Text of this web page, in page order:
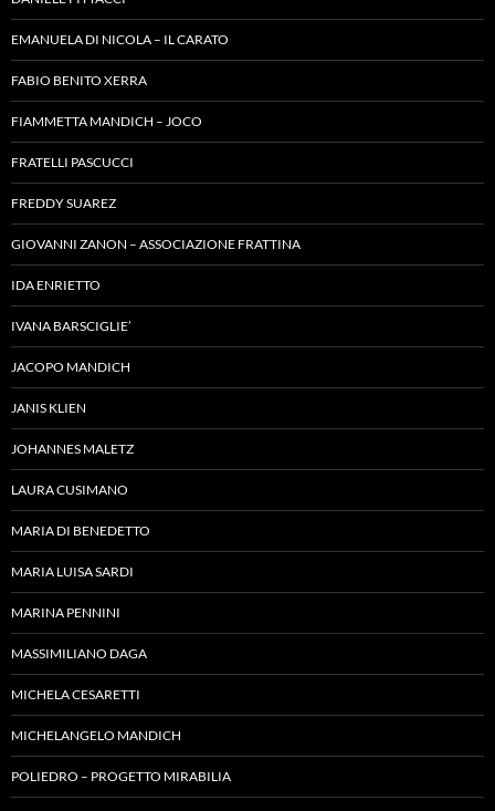
EMANUELA DI NICOLA – IL CARATO
FABIO BENITO XERRA
FIAMMETTA MANDICH – JOCO
FRATELLI PASCUCCI
FREDDY SUAREZ
GIOVANNI ZANON – ASSOCIAZIONE FRATTINA
IDA ENRIETTO
IVANA BARSCIGLIE’
JACOPO MANDICH
JANIS KLIEN
JOHANNES MALETZ
LAURA CUSIMANO
MARIA DI BENEDETTO
MARIA LUISA SARDI
MARINA PENNINI
MASSIMILIANO DAGA
MICHELA CESARETTI
MICHELANGELO MANDICH
POLIEDRO – PROGETTO MIRABILIA